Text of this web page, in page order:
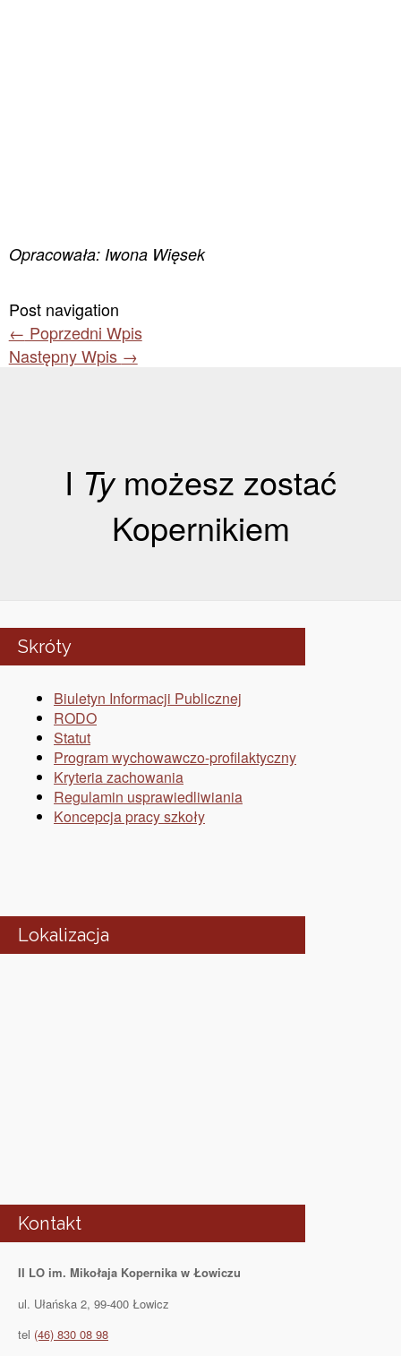
Opracowała: Iwona Więsek
Post navigation
← Poprzedni Wpis
Następny Wpis →
I Tymożesz zostać
Kopernikiem
Skróty
Biuletyn Informacji Publicznej
RODO
Statut
Program wychowawczo-profilaktyczny
Kryteria zachowania
Regulamin usprawiedliwiania
Koncepcja pracy szkoły
Lokalizacja
Kontakt
II LO im. Mikołaja Kopernika w Łowiczu
ul. Ułańska 2, 99-400 Łowicz
tel (46) 830 08 98